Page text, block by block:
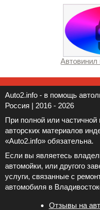
Автовинил
Auto2.info - в помощь
Россия | 2016 - 2026
При полной или
авторских материалов
«Auto2.info» обязательна.
Если вы являетесь
автомойки, или другого
услуги, связанные с
автомобиля в
Отзывы на